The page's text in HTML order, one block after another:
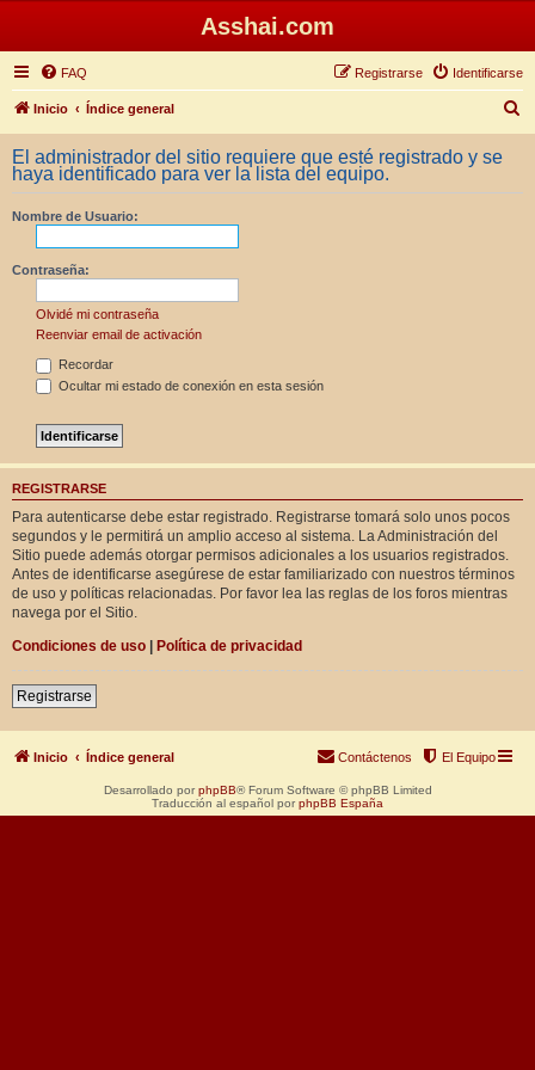
Asshai.com
FAQ Identificarse
Registrarse
Inicio Índice general
u
c
El administrador del sitio requiere que esté registrado y se
haya identificado para ver la lista del equipo.
Nombre de Usuario:
Contraseña:
Olvidé mi contraseña
Reenviar email de activación
Recordar
Ocultar mi estado de conexión en esta sesión
REGISTRARSE
Para autenticarse debe estar registrado. Registrarse tomará solo unos pocos
segundos y le permitirá un amplio acceso al sistema. La Administración del
Sitio puede además otorgar permisos adicionales a los usuarios registrados.
Antes de identificarse asegúrese de estar familiarizado con nuestros términos
de uso y políticas relacionadas. Por favor lea las reglas de los foros mientras
navega por el Sitio.
Condiciones de uso | Política de privacidad
Registrarse
Inicio Índice general El Equipo
Contáctenos
Desarrollado por phpBB® Forum Software © phpBB Limited
Traducción al español por phpBB España